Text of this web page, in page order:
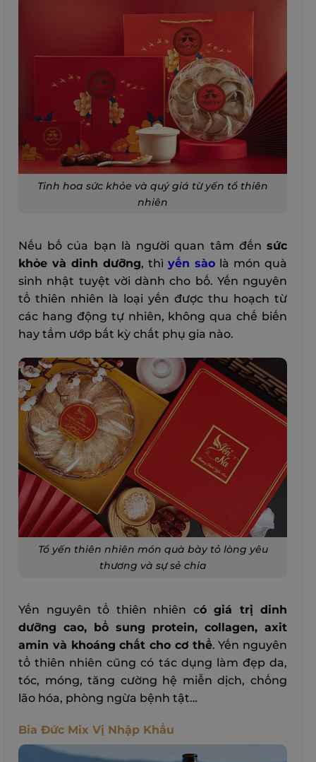
Tinh hoa sức khỏe và quý giá từ yến tổ thiên
nhiên
Nếu bố của bạn là người quan tâm đến sức
khỏe và dinh dưỡng, thì yến sào là món quà
sinh nhật tuyệt vời dành cho bố. Yến nguyên
tổ thiên nhiên là loại yến được thu hoạch từ
các hang động tự nhiên, không qua chế biến
hay tẩm ướp bất kỳ chất phụ gia nào.
Tổ yến thiên nhiên món quà bày tỏ lòng yêu
thương và sự sẻ chia
Yến nguyên tổ thiên nhiên có giá trị dinh
dưỡng cao, bổ sung protein, collagen, axit
amin và khoáng chất cho cơ thể. Yến nguyên
tổ thiên nhiên cũng có tác dụng làm đẹp da,
tóc, móng, tăng cường hệ miễn dịch, chống
lão hóa, phòng ngừa bệnh tật…
Bia Đức Mix Vị Nhập Khẩu